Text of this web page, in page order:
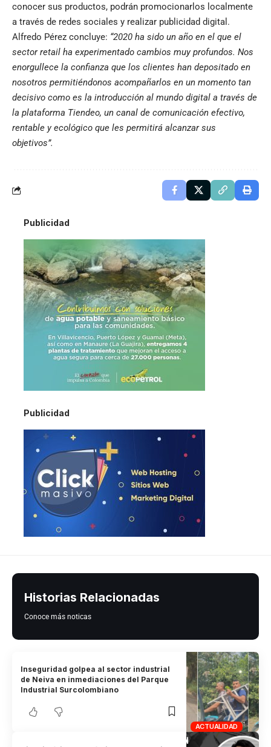
conocer sus productos, podrán promocionarlos localmente
a través de redes sociales y realizar publicidad digital.
Alfredo Pérez concluye: “2020 ha sido un año en el que el
sector retail ha experimentado cambios muy profundos. Nos
enorgullece la confianza que los clientes han depositado en
nosotros permitiéndonos acompañarlos en un momento tan
decisivo como es la introducción al mundo digital a través de
la plataforma Tiendeo, un canal de comunicación efectivo,
rentable y ecológico que les permitirá alcanzar sus
objetivos”.
Publicidad
Publicidad
Historias Relacionadas
Conoce más noticas
ACTUALIDAD
Inseguridad golpea al sector industrial
de Neiva en inmediaciones del Parque
Industrial Surcolombiano